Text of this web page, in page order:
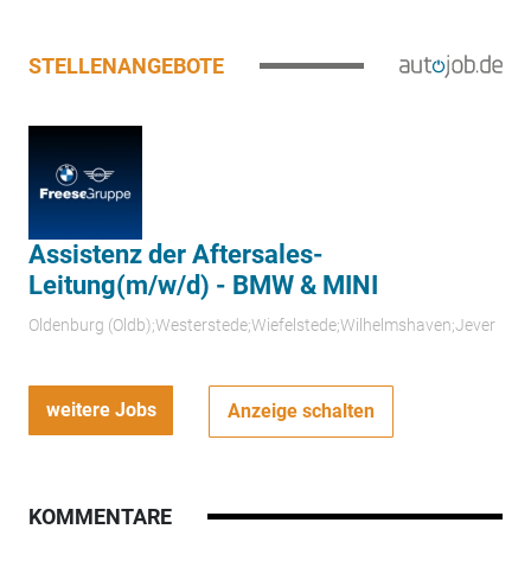
STELLENANGEBOTE
Assistenz der Aftersales-
Leitung(m/w/d) - BMW & MINI
Oldenburg (Oldb);Westerstede;Wiefelstede;Wilhelmshaven;Jever
weitere Jobs Anzeige schalten
KOMMENTARE